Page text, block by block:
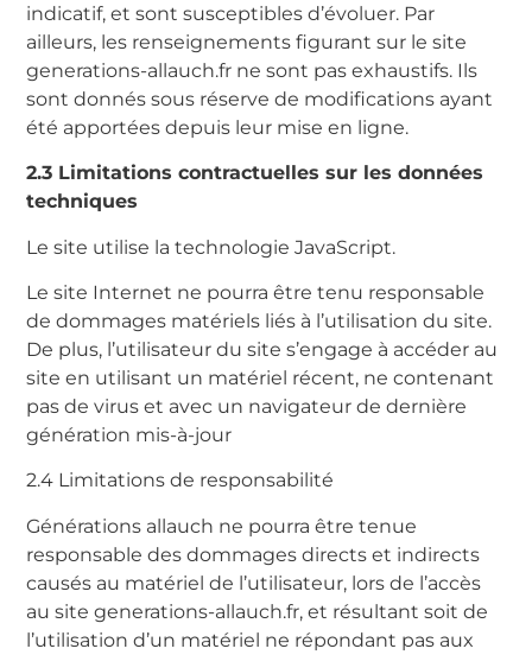
indicatif, et sont susceptibles d’évoluer. Par
ailleurs, les renseignements figurant sur le site
generations-allauch.fr ne sont pas exhaustifs. Ils
sont donnés sous réserve de modifications ayant
été apportées depuis leur mise en ligne.
2.3 Limitations contractuelles sur les données
techniques
Le site utilise la technologie JavaScript.
Le site Internet ne pourra être tenu responsable
de dommages matériels liés à l’utilisation du site.
De plus, l’utilisateur du site s’engage à accéder au
site en utilisant un matériel récent, ne contenant
pas de virus et avec un navigateur de dernière
génération mis-à-jour
2.4 Limitations de responsabilité
Générations allauch ne pourra être tenue
responsable des dommages directs et indirects
causés au matériel de l’utilisateur, lors de l’accès
au site generations-allauch.fr, et résultant soit de
l’utilisation d’un matériel ne répondant pas aux